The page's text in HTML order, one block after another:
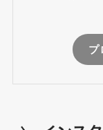
プ